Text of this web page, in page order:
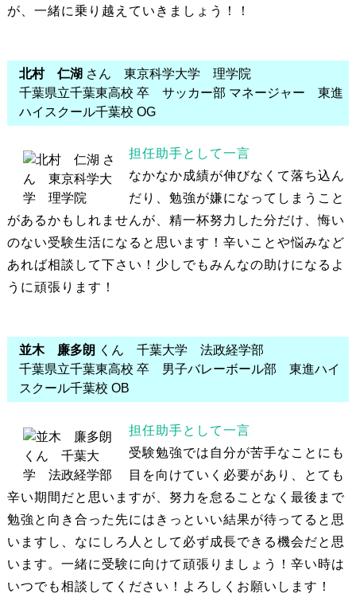
が、一緒に乗り越えていきましょう！！
北村 仁湖 さん 東京科学大学 理学院
千葉県立千葉東高校 卒 サッカー部 マネージャー 東進
ハイスクール千葉校 OG
担任助手として一言
なかなか成績が伸びなくて落ち込ん
だり、勉強が嫌になってしまうこと
があるかもしれませんが、精一杯努力した分だけ、悔い
のない受験生活になると思います！辛いことや悩みなど
あれば相談して下さい！少しでもみんなの助けになるよ
うに頑張ります！
並木 廉多朗 くん 千葉大学 法政経学部
千葉県立千葉東高校 卒 男子バレーボール部 東進ハイ
スクール千葉校 OB
担任助手として一言
受験勉強では自分が苦手なことにも
目を向けていく必要があり、とても
辛い期間だと思いますが、努力を怠ることなく最後まで
勉強と向き合った先にはきっといい結果が待ってると思
いますし、なにしろ人として必ず成長できる機会だと思
います。一緒に受験に向けて頑張りましょう！辛い時は
いつでも相談してください！よろしくお願いします！